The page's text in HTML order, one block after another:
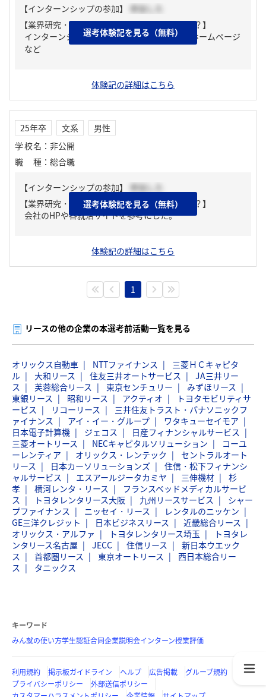
【インターンシップの参加】
参加した
【業界研究・企業研究はどんな風にしましたか？】
インターンシップで得た情報や説明会、企業ホームページ
など
選考体験記を見る（無料）
体験記の詳細はこちら
25年卒 文系
男性
学校名 ： 非公開
職種 ： 総合職
【インターンシップの参加】
参加した
【業界研究・企業研究はどんな風にしましたか？】
会社のHPや各就活サイトを参考にした。
選考体験記を見る（無料）
体験記の詳細はこちら
1
リースの他の企業の本選考前活動一覧を見る
オリックス自動車 NTTファイナンス
三菱ＨＣキャピタ
ル
大和リース 住友三井オートサービス
JA三井リー
ス
芙蓉総合リース 東京センチュリー
みずほリース
東銀リース
昭和リース アクティオ
トヨタモビリティサ
ービス
リコーリース
三井住友トラスト・パナソニックフ
ァイナンス
アイ・イー・グループ
ワタキューセイモア
日本電子計算機
ジェコス
日産フィナンシャルサービス
三菱オートリース
NECキャピタルソリューション
コーユ
ーレンティア
オリックス・レンテック
セントラルオート
リース
日本カーソリューションズ
住信・松下フィナンシ
ャルサービス
エスアールジータカミヤ 三伸機材
杉
孝
横河レンタ・リース
フランスベッドメディカルサービ
ス
トヨタレンタリース大阪 九州リースサービス
シャー
プファイナンス
ニッセイ・リース
レンタルのニッケン
GE三洋クレジット
日本ビジネスリース
近畿総合リース
オリックス・アルファ
トヨタレンタリース埼玉
トヨタレ
ンタリース名古屋
JECC 住信リース
新日本ウエック
ス
首都圏リース 東京オートリース
西日本総合リー
ス
タニックス
キーワード
みん就の使い方学生認証合同企業説明会インターン授業評価
利用規約 掲示板ガイドライン ヘルプ 広告掲載
グループ規約
プライバシーポリシー
外部送信ポリシー